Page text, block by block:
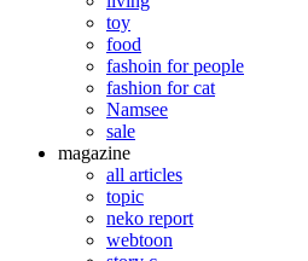
toy
food
fashoin for people
fashion for cat
Namsee
sale
magazine
all articles
topic
neko report
webtoon